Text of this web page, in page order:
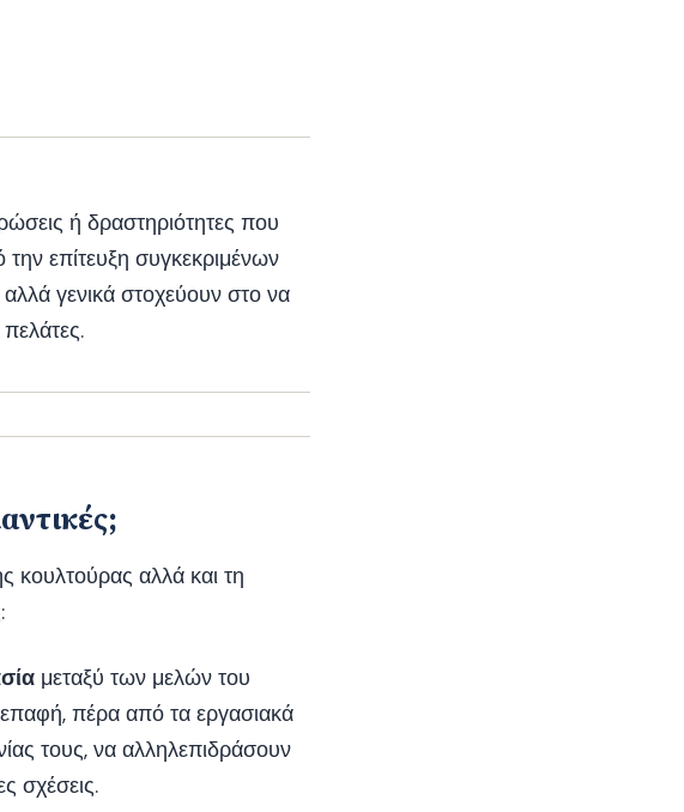
ή δραστηριότητες που
επίτευξη συγκεκριμένων
γενικά στοχεύουν στο να
κουλτούρας αλλά και τη
μεταξύ των μελών του
πέρα από τα εργασιακά
τους, να αλληλεπιδράσουν
σχέσεις.